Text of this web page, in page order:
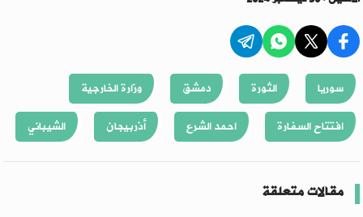
سوريا الثورة دمشق
وزارة الخارجية
افتتاح السفارة
احمد الشرع أذربيجان الشيباني
مقالات متعلقة